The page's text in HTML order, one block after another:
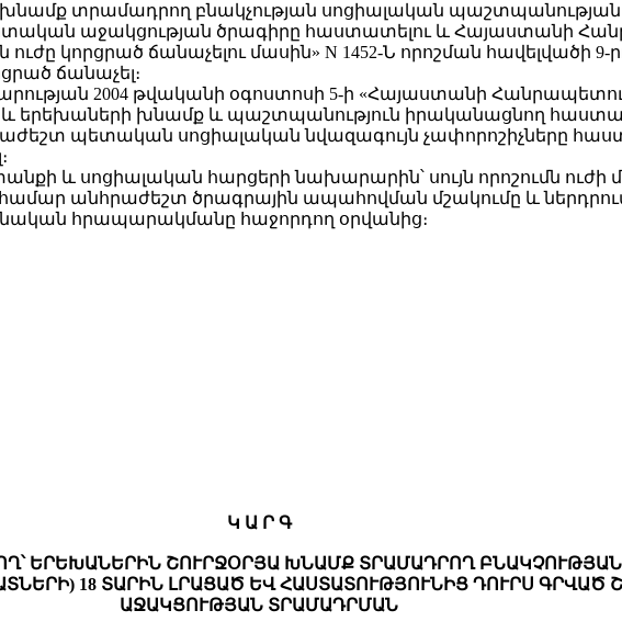
խնամք տրամադրող բնակչության սոցիալական
աջակցության ծրագիրը հաստատելու և Հայաստանի
ուժը կորցրած ճանաչելու մասին» N 1452-Ն որոշման հավելվածի
ճանաչել։
2004 թվականի օգոստոսի 5-ի «Հայաստանի
խնամք և պաշտպանություն իրականացնող
պետական սոցիալական նվազագույն չափորոշիչները
և սոցիալական հարցերի նախարարին՝ սույն որոշումն ուժի
անհրաժեշտ ծրագրային ապահովման մշակումը և
հրապարակմանը հաջորդող օրվանից։
Կ Ա Ր Գ
ԵՐԵԽԱՆԵՐԻՆ ՇՈՒՐՋՕՐՅԱ ԽՆԱՄՔ ՏՐԱՄԱԴՐՈՂ
18 ՏԱՐԻՆ ԼՐԱՑԱԾ ԵՎ ՀԱՍՏԱՏՈՒԹՅՈՒՆԻՑ ԴՈՒՐՍ ԳՐՎԱԾ
ԱՋԱԿՑՈՒԹՅԱՆ ՏՐԱՄԱԴՐՄԱՆ